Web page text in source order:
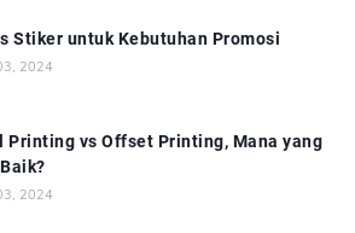
Stiker untuk Kebutuhan Promosi
2024
Printing vs Offset Printing, Mana yang
2024